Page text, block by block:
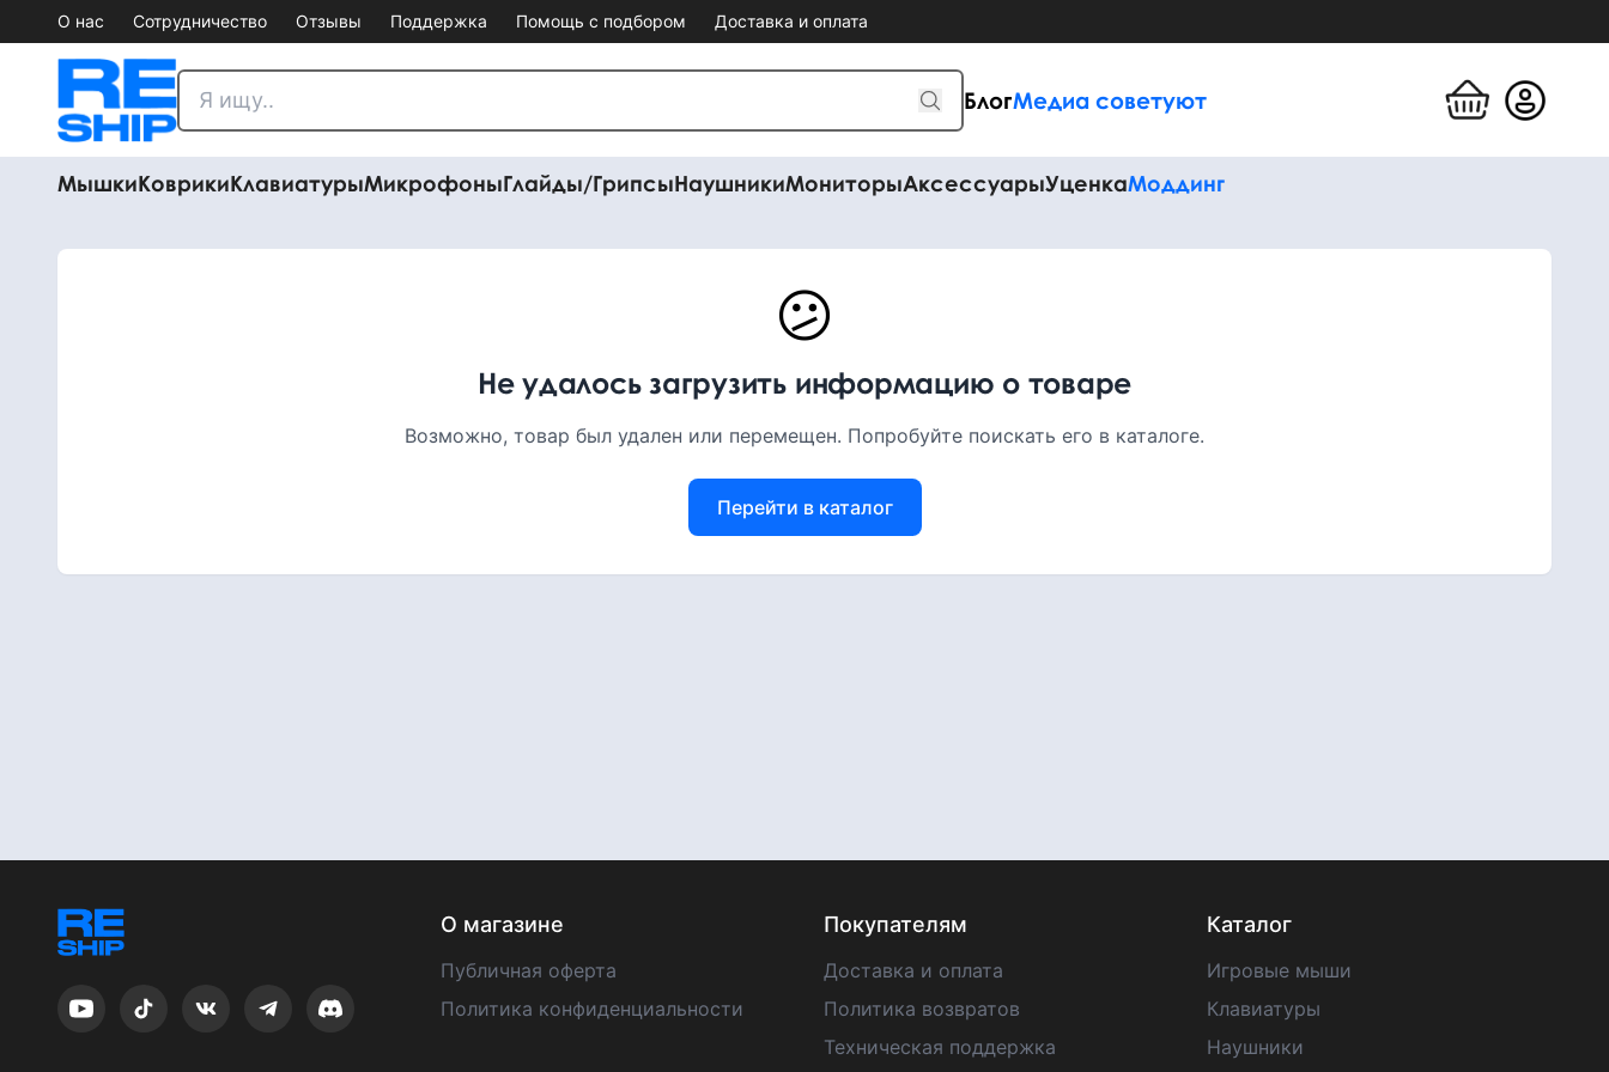
О нас Сотрудничество Отзывы Поддержка Помощь с подбором Доставка и оплата
БлогМедиа советуют
МышкиКоврикиКлавиатурыМикрофоныГлайды/ГрипсыНаушникиМониторыАксессуарыУценкаМоддинг
😕
Не удалось загрузить информацию о товаре
Возможно, товар был удален или перемещен. Попробуйте поискать его в каталоге.
Перейти в каталог
О магазине
Публичная оферта
Политика конфиденциальности
Покупателям
Доставка и оплата
Политика возвратов
Техническая поддержка
Каталог
Игровые мыши
Клавиатуры
Наушники